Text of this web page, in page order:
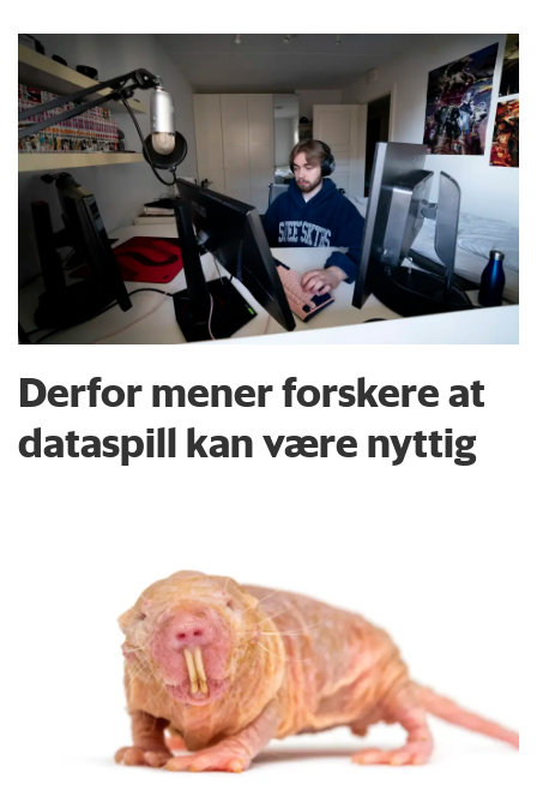
Derfor mener forskere at
dataspill kan være nyttig